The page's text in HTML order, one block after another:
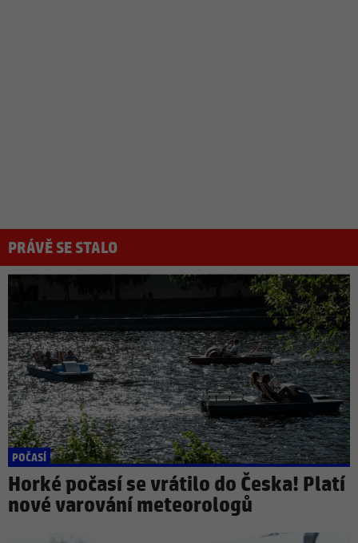
PRÁVĚ SE STALO
POČASÍ
Horké počasí se vrátilo do Česka! Platí
nové varování meteorologů